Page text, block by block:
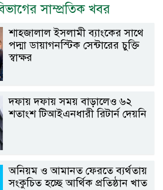
সাম্প্রতিক খবর
শাহ্জালাল ইসলামী ব্যাংকের সাথে
পদ্মা ডায়াগনস্টিক সেন্টারের চুক্তি
স্বাক্ষর
দফায় দফায় সময় বাড়ালেও ৬২
শতাংশ টিআইএনধারী রিটার্ন দেয়নি
অনিয়ম ও আমানত ফেরতে ব্যর্থতায়
সংকুচিত হচ্ছে আর্থিক প্রতিষ্ঠান খাত